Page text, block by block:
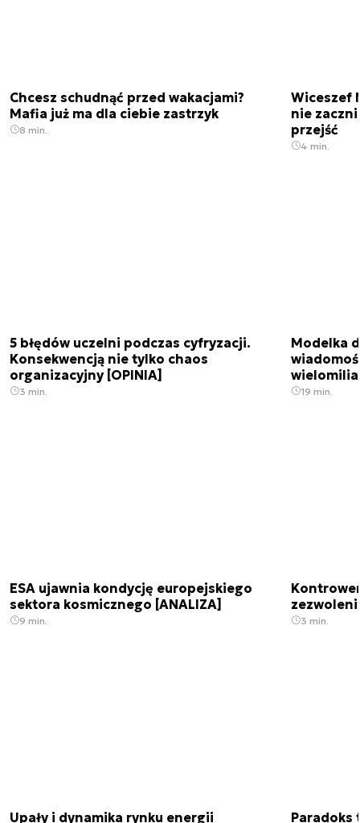
Chcesz schudnąć przed wakacjami?
Mafia już ma dla ciebie zastrzyk
8 min.
Wiceszef
nie
przejść
4 min.
5 błędów uczelni podczas cyfryzacji.
Konsekwencją nie tylko chaos
organizacyjny [OPINIA]
3 min.
Modelka
19 min.
ESA ujawnia kondycję europejskiego
sektora kosmicznego [ANALIZA]
9 min. 3 min.
Upały i dynamika rynku energii
Paradoks